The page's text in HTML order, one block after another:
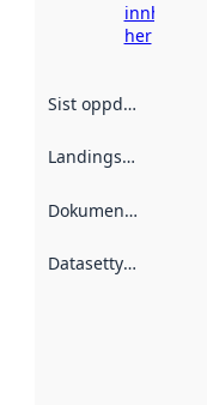
innhenting
her
Sist oppdatert
Landingsside
Dokumentasjon
Datasettype